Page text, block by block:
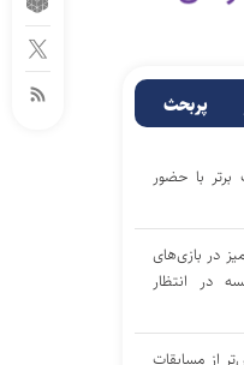
پربحث
با حضور
در بازی‌های
در انتظار
از مسابقات